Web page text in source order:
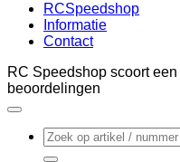
RCSpeedshop
Informatie
Contact
RC Speedshop scoort een
beoordelingen
Zoeken
naar: